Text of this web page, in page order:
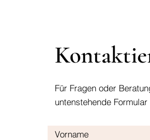
Für Fragen oder
untenstehende Formular
Vorname